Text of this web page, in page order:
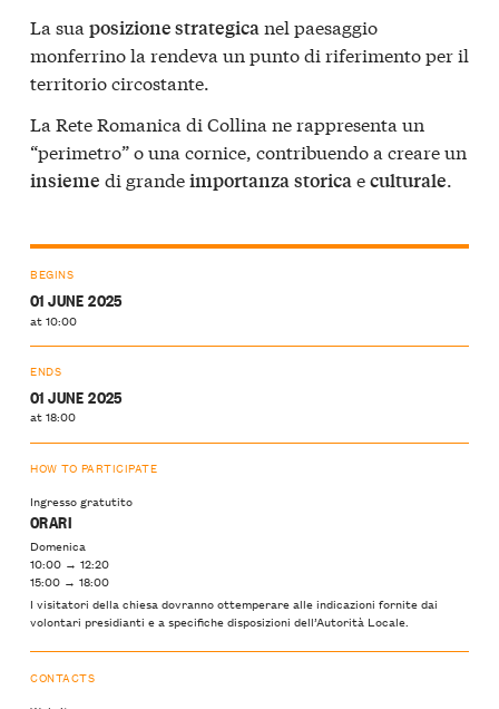
La sua posizione strategicanel paesaggio
monferrino la rendeva un punto di riferimento per il
territorio circostante.
La Rete Romanica di Collina ne rappresenta un
“perimetro” o una cornice, contribuendo a creare un
insieme di grandeimportanzastoricaeculturale.
BEGINS
01 JUNE 2025
at 10:00
ENDS
01 JUNE 2025
at 18:00
HOW TO PARTICIPATE
Ingresso gratutito
ORARI
Domenica
10:00 → 12:20
15:00 → 18:00
I visitatori della chiesa dovranno ottemperare alle indicazioni fornite dai
volontari presidianti e a specifiche disposizioni dell’Autorità Locale.
CONTACTS